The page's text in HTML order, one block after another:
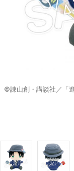
©諫山創・講談社／「